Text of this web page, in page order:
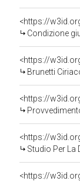
<https://
Condizione
<https://
Brunetti
<https://
<https://
Studio Per La
<https://